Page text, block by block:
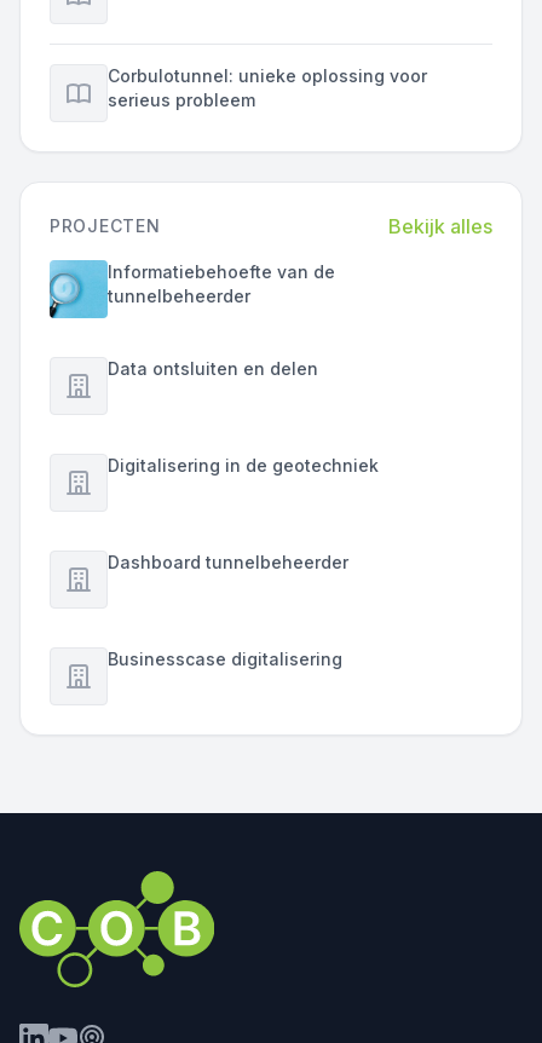
Corbulotunnel: unieke oplossing voor
serieus probleem
PROJECTEN Bekijk alles
Informatiebehoefte van de
tunnelbeheerder
Data ontsluiten en delen
Digitalisering in de geotechniek
Dashboard tunnelbeheerder
Businesscase digitalisering